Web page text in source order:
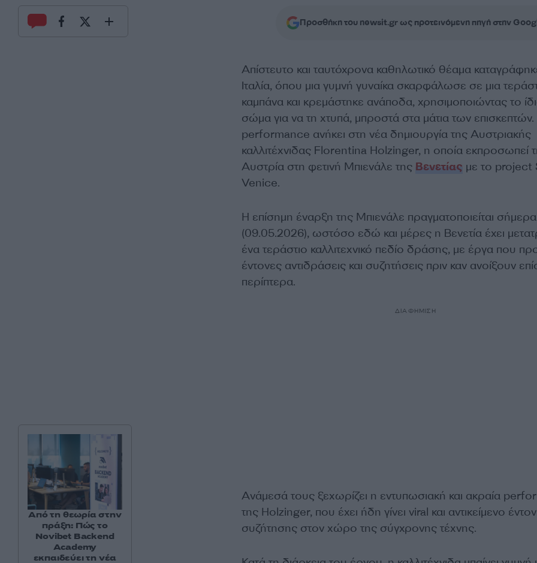
Προσθήκη του newsit.gr ως προτεινόμενη πηγή στην
Απίστευτο και ταυτόχρονα καθηλωτικό θέαμα
Ιταλία, όπου μια γυμνή γυναίκα σκαρφάλωσε σε μια
καμπάνα και κρεμάστηκε ανάποδα, χρησιμοποιώντας το
σώμα για να τη χτυπά, μπροστά στα μάτια των
performance ανήκει στη νέα δημιουργία της Αυστριακής
καλλιτέχνιδας Florentina Holzinger, η οποία εκπροσωπεί
Αυστρία στη φετινή Μπιενάλε της Βενετίας με το project
Venice.
Η επίσημη έναρξη της Μπιενάλε πραγματοποιείται σήμερα
(09.05.2026), ωστόσο εδώ και μέρες η Βενετία έχει
ένα τεράστιο καλλιτεχνικό πεδίο δράσης, με έργα που
έντονες αντιδράσεις και συζητήσεις πριν καν ανοίξουν
περίπτερα.
ΔΙΑΦΗΜΙΣΗ
Ανάμεσά τους ξεχωρίζει η εντυπωσιακή και ακραία
της Holzinger, που έχει ήδη γίνει viral και αντικείμενο
συζήτησης στον χώρο της σύγχρονης τέχνης.
Από τη θεωρία στην
πράξη: Πώς το
Novibet Backend
Academy
εκπαιδεύει τη νέα